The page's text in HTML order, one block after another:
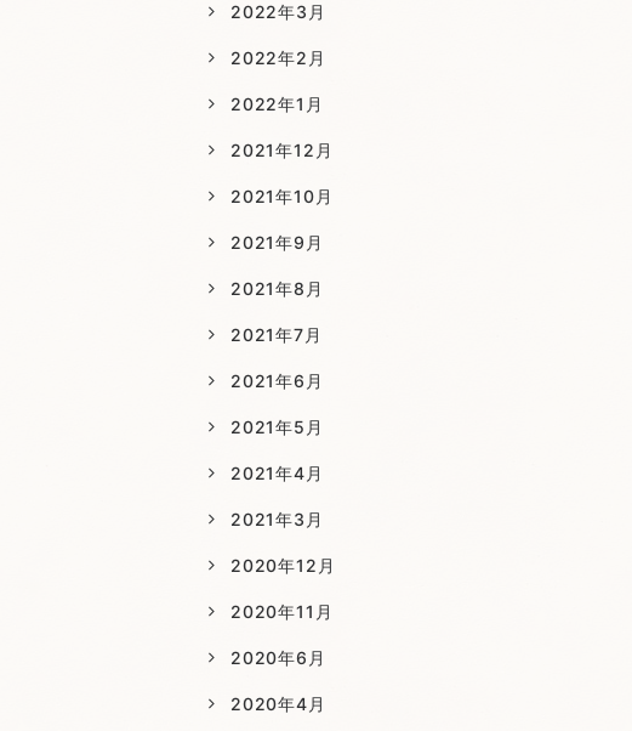
2022年3月
2022年2月
2022年1月
2021年12月
2021年10月
2021年9月
2021年8月
2021年7月
2021年6月
2021年5月
2021年4月
2021年3月
2020年12月
2020年11月
2020年6月
2020年4月